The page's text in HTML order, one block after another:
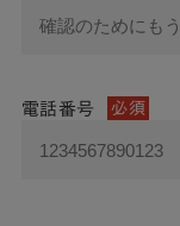
電話番号 必須